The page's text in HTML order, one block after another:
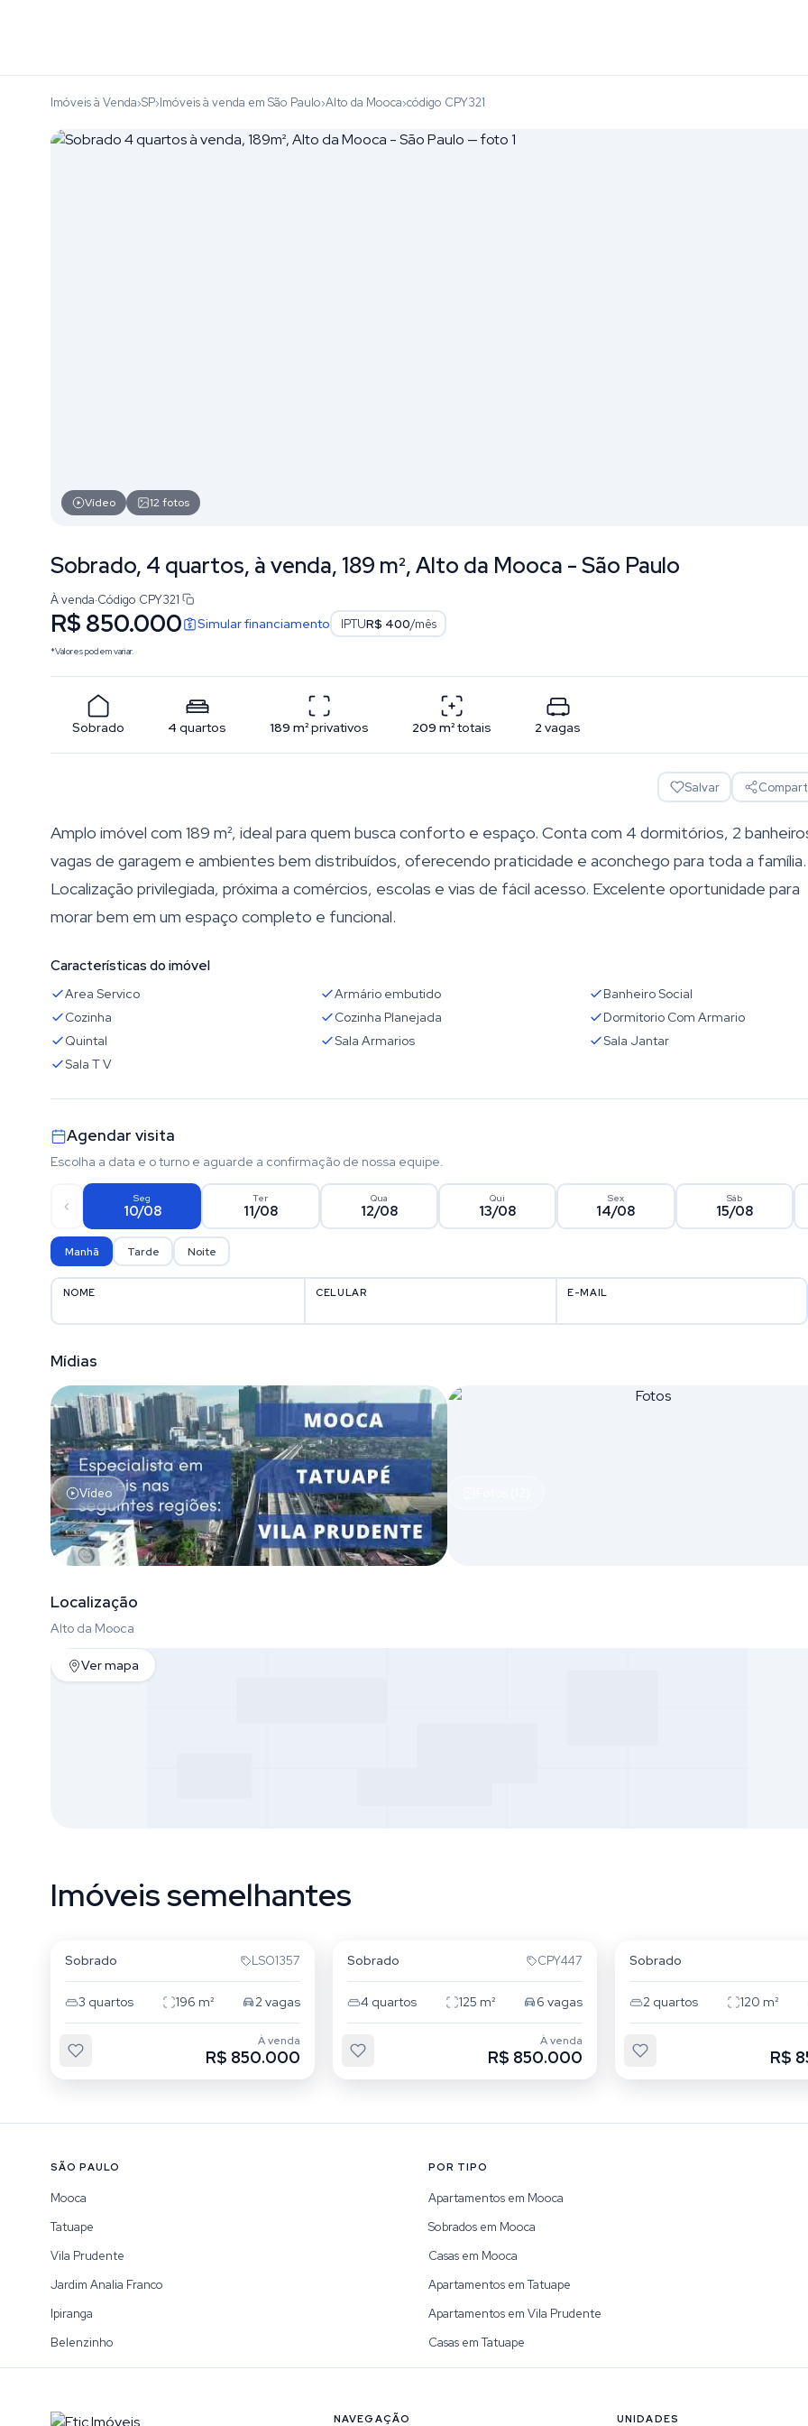
Imóveis à Venda›SP›Imóveis à venda em São Paulo›Alto da Mooca›código CPY321
Vídeo 12 fotos
Sobrado, 4 quartos, à venda, 189 m², Alto da Mooca - São Paulo
À venda·Código CPY321
R$ 850.000 Simular financiamento IPTUR$ 400/mês
*Valores podem variar.
Sobrado 4 quartos 189 m²privativos 209 m²totais 2 vagas
Salvar
Amplo imóvel com 189 m², ideal para quem busca conforto e espaço. Conta com 4 dormitórios, 2
vagas de garagem e ambientes bem distribuídos, oferecendo praticidade e aconchego para toda a família.
Localização privilegiada, próxima a comércios, escolas e vias de fácil acesso. Excelente oportunidade para
morar bem em um espaço completo e funcional.
Características do imóvel
Area Servico Armário embutido
Banheiro Social
Cozinha
Cozinha Planejada
Dormitorio Com Armario
Quintal
Sala Armarios
Sala Jantar
Sala T V
Agendar visita
Escolha a data e o turno e aguarde a confirmação de nossa equipe.
Seg
10/08
Ter
11/08
Qua
12/08
Qui
13/08
Sex
14/08
Sáb
15/08
Manhã Tarde Noite
NOME CELULAR E-MAIL
Mídias
Vídeo
Localização
Alto da Mooca
Ver mapa
Imóveis semelhantes
Sobrado LSO1357
3 quartos 196 m² 2vagas
À venda
R$ 850.000
Sobrado CPY447
4 quartos 125 m² 6 vagas
À venda
R$ 850.000
Sobrado
2 quartos 120 m²
R$
SÃO PAULO
Mooca
Tatuape
Vila Prudente
Jardim Analia Franco
Ipiranga
Belenzinho
POR TIPO
Apartamentos em Mooca
Sobrados em Mooca
Casas em Mooca
Apartamentos em Tatuape
Apartamentos em Vila Prudente
Casas em Tatuape
NAVEGAÇÃO UNIDADES